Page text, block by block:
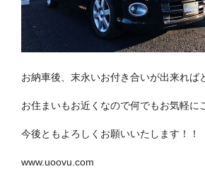
お納車後、末永いお付き合いが出来れば
お住まいもお近くなので何でもお気軽に
今後ともよろしくお願いいたします！！
www.uoovu.com